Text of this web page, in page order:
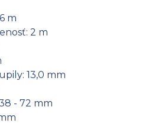
m
2 m
13,0 mm
- 72 mm